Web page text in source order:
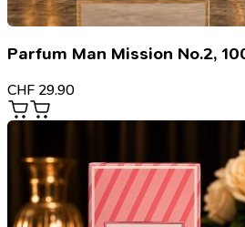
Parfum Man Mission No.2,
CHF 29.90